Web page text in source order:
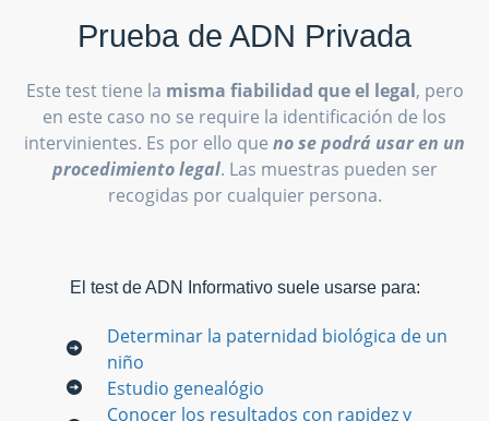
Prueba de ADN Privada
Este test tiene la misma fiabilidad que el legal, pero
en este caso no se require la identificación de los
intervinientes. Es por ello que no se podrá usar en un
procedimiento legal. Las muestras pueden ser
recogidas por cualquier persona.
El test de ADN Informativo suele usarse para:
Determinar la paternidad biológica de un
niño
Estudio genealógio
Conocer los resultados con rapidez y